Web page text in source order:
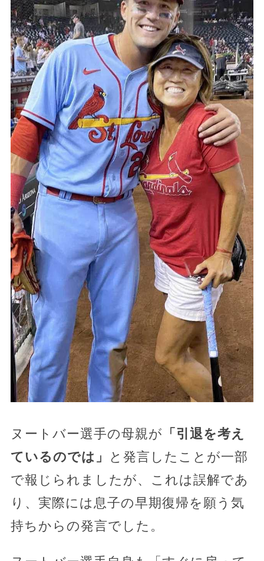
ヌートバー選手の母親が 「引退を考え
ているのでは」
と発言したことが一部
で報じられましたが、これは誤解であ
り、実際には息子の早期復帰を願う気
持ちからの発言でした。